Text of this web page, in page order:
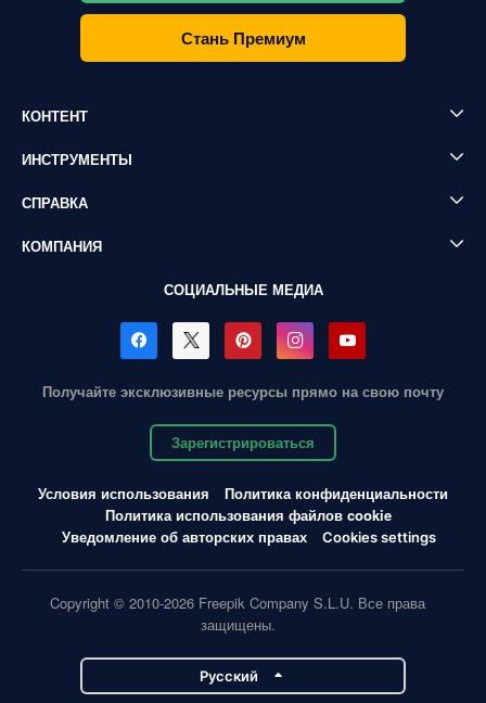
Стань Премиум
КОНТЕНТ
ИНСТРУМЕНТЫ
СПРАВКА
КОМПАНИЯ
СОЦИАЛЬНЫЕ МЕДИА
Получайте эксклюзивные ресурсы прямо на свою почту
Зарегистрироваться
Условия использования
Политика конфиденциальности
Политика использования файлов cookie
Уведомление об авторских правах
Cookies settings
Copyright © 2010-2026 Freepik Company S.L.U. Все права
защищены.
Pусский